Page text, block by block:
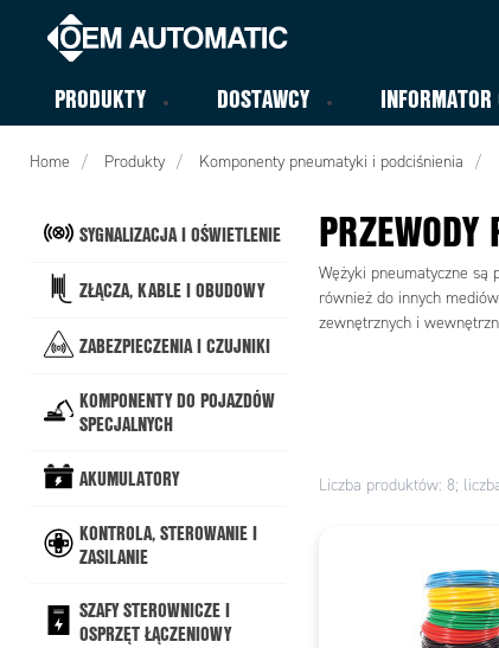
PRODUKTY DOSTAWCY
Home Produkty Komponenty pneumatyki i podciśnienia
SYGNALIZACJA I OŚWIETLENIE
ZŁĄCZA, KABLE I OBUDOWY
ZABEZPIECZENIA I CZUJNIKI
KOMPONENTY DO POJAZDÓW
SPECJALNYCH
AKUMULATORY
KONTROLA, STEROWANIE I
ZASILANIE
SZAFY STEROWNICZE I
OSPRZĘT ŁĄCZENIOWY
PRZEWODY
Wężyki pneumatyczne są
również do innych
zewnętrznych i
Liczba produktów: 8;